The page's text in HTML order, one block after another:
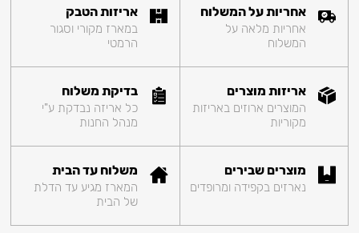
אחריות על המשלוח
אחריות מלאה על
המשלוח
אריזות הטבק
במארז מקורי וסגור
הרמטי
אריזות מוצרים
המוצרים ארוזים באריזות
מקוריות
בדיקת משלוח
כל אריזה נבדקת ע"י
מנהל החנות
מוצרים שבירים
נארזים בקפידה ומרופדים
משלוח עד הבית
המארז מגיע עד הדלת
של הבית